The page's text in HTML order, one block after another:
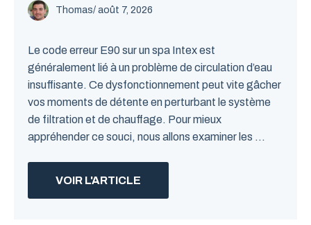
Thomas/ août 7, 2026
Le code erreur E90 sur un spa Intex est
généralement lié à un problème de circulation d’eau
insuffisante. Ce dysfonctionnement peut vite gâcher
vos moments de détente en perturbant le système
de filtration et de chauffage. Pour mieux
appréhender ce souci, nous allons examiner les ...
VOIR L'ARTICLE